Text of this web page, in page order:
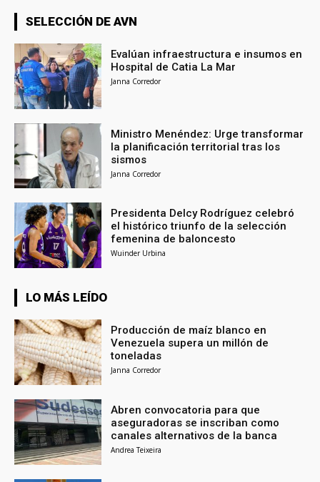
SELECCIÓN DE AVN
Evalúan infraestructura e insumos en
Hospital de Catia La Mar
Janna Corredor
Ministro Menéndez: Urge transformar
la planificación territorial tras los
sismos
Janna Corredor
Presidenta Delcy Rodríguez celebró
el histórico triunfo de la selección
femenina de baloncesto
Wuinder Urbina
LO MÁS LEÍDO
Producción de maíz blanco en
Venezuela supera un millón de
toneladas
Janna Corredor
Abren convocatoria para que
aseguradoras se inscriban como
canales alternativos de la banca
Andrea Teixeira